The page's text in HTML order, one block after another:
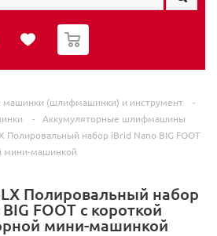
0
(шлифмашинки) и инструмент
-
-
Аккумуляторные шлифмашины
Полировальный набор iBrid Nano BIG FOOT
мини-машинкой
Полировальный набор
FOOT с короткой
мини-машинкой